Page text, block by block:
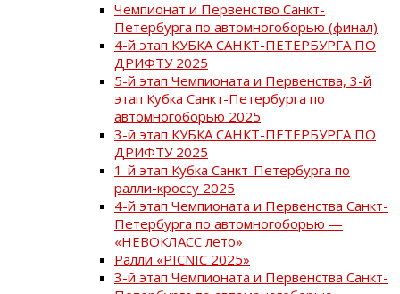
Чемпионат и Первенство Санкт-
Петербурга по автомногоборью (финал)
4-й этап КУБКА САНКТ-ПЕТЕРБУРГА ПО
ДРИФТУ 2025
5-й этап Чемпионата и Первенства, 3-й
этап Кубка Санкт-Петербурга по
автомногоборью 2025
3-й этап КУБКА САНКТ-ПЕТЕРБУРГА ПО
ДРИФТУ 2025
1-й этап Кубка Санкт-Петербурга по
ралли-кроссу 2025
4-й этап Чемпионата и Первенства Санкт-
Петербурга по автомногоборью —
«НЕВОКЛАСС лето»
Ралли «PICNIC 2025»
3-й этап Чемпионата и Первенства Санкт-